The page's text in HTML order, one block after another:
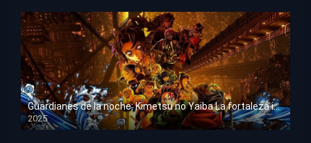
Guardianes de la noche: Kimetsu no Yaiba La fortaleza infinita
2025
HD 1080p